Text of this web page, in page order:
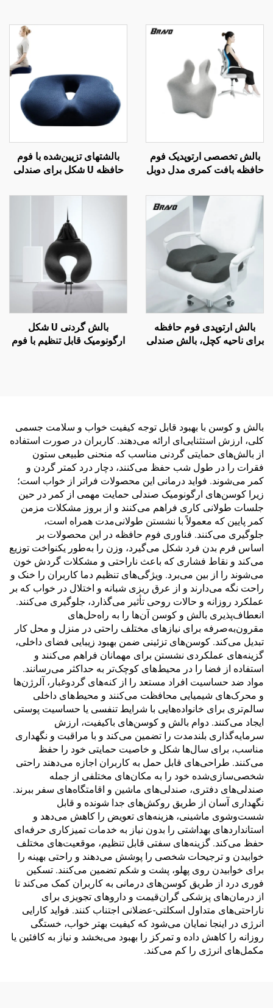
بالش تخصصی ارتوپدیک فوم
حافظه بافت کمری مدل دوبل
بالش کمر B2
بالشتهای تزیین‌شده با فوم
حافظه U شکل برای صندلی
ناحیه کچل
بالش ارتوپدی فوم حافظه
برای ناحیه کچل، بالش صندلی
بالش گردنی U شکل
ارگونومیک قابل تنظیم با فوم
بالش و کوسن با بهبود قابل توجه کیفیت خواب و سلامت جسمی
کلی، ارزش استثنایی‌ای ارائه می‌دهند. کاربران در صورت استفاده
از بالش‌های حمایتی گردنی مناسب که منحنی طبیعی ستون
فقرات را در طول شب حفظ می‌کنند، دچار درد کمتر گردن و
کمر می‌شوند. فواید درمانی این محصولات فراتر از خواب است؛
زیرا کوسن‌های ارگونومیک صندلی حمایت مهمی از کمر در حین
جلسات طولانی کاری فراهم می‌کنند و از بروز مشکلات مزمن
کمر پایین که معمولاً با نشستن طولانی‌مدت همراه است،
جلوگیری می‌کنند. فناوری فوم حافظه در این محصولات بر
اساس فرم بدن فرد شکل می‌گیرد، وزن را به‌طور یکنواخت توزیع
می‌کند و نقاط فشاری که باعث ناراحتی و مشکلات گردش خون
می‌شوند را از بین می‌برد. ویژگی‌های تنظیم دما کاربران را خنک و
راحت نگه می‌دارند و از عرق ریزی شبانه و اختلال در خواب که بر
عملکرد روزانه و حالات روحی تأثیر می‌گذارد، جلوگیری می‌کنند.
انعطاف‌پذیری بالش و کوسن آن‌ها را به راه‌حل‌های
مقرون‌به‌صرفه برای نیازهای مختلف راحتی در منزل و محل کار
تبدیل می‌کند. کوسن‌های تزئینی ضمن بهبود زیبایی فضای داخلی،
گزینه‌های عملکردی نشستن برای مهمانان فراهم می‌کنند و
استفاده از فضا را در محیط‌های کوچک‌تر به حداکثر می‌رسانند.
مواد ضد حساسیت افراد مستعد را از کنه‌های گردوغبار، آلرژن‌ها
و محرک‌های شیمیایی محافظت می‌کنند و محیط‌های داخلی
سالم‌تری برای خانواده‌هایی با شرایط تنفسی یا حساسیت پوستی
ایجاد می‌کنند. دوام بالش و کوسن‌های باکیفیت، ارزش
سرمایه‌گذاری بلندمدت را تضمین می‌کند و با مراقبت و نگهداری
مناسب، برای سال‌ها شکل و خاصیت حمایتی خود را حفظ
می‌کنند. طراحی‌های قابل حمل به کاربران اجازه می‌دهند راحتی
شخصی‌سازی‌شده خود را به مکان‌های مختلفی از جمله
صندلی‌های دفتری، صندلی‌های ماشین و اقامتگاه‌های سفر ببرند.
نگهداری آسان از طریق روکش‌های جدا شونده و قابل
شست‌وشوی ماشینی، هزینه‌های تعویض را کاهش می‌دهد و
استانداردهای بهداشتی را بدون نیاز به خدمات تمیزکاری حرفه‌ای
حفظ می‌کند. گزینه‌های سفتی قابل تنظیم، موقعیت‌های مختلف
خوابیدن و ترجیحات شخصی را پوشش می‌دهند و راحتی بهینه را
برای خوابیدن روی پهلو، پشت و شکم تضمین می‌کنند. تسکین
فوری درد از طریق کوسن‌های درمانی به کاربران کمک می‌کند تا
از درمان‌های پزشکی گران‌قیمت و داروهای تجویزی برای
ناراحتی‌های متداول اسکلتی-عضلانی اجتناب کنند. فواید کارایی
انرژی در اینجا نمایان می‌شود که کیفیت بهتر خواب، خستگی
روزانه را کاهش داده و تمرکز را بهبود می‌بخشد و نیاز به کافئین یا
مکمل‌های انرژی را کم می‌کند.